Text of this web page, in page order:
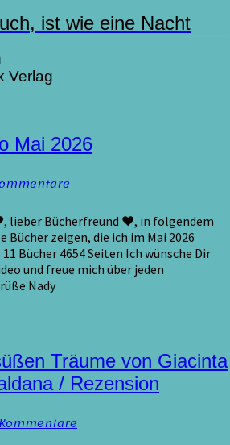
ist wie eine Nacht
Verlag
Mai 2026
lieber Bücherfreund ♥, in folgendem
Bücher zeigen, die ich im Mai 2026
Bücher 4654 Seiten Ich wünsche Dir
und freue mich über jeden
Nady
Träume von Giacinta
/ Rezension